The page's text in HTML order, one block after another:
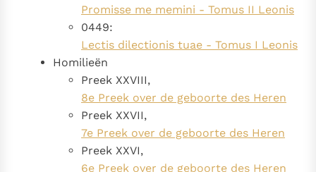
Promisse me memini - Tomus II Leonis
0449:
Lectis dilectionis tuae - Tomus I Leonis
Homilieën
Preek XXVIII,
8e Preek over de geboorte des Heren
Preek XXVII,
7e Preek over de geboorte des Heren
Preek XXVI,
6e Preek over de geboorte des Heren